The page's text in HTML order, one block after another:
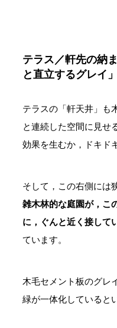
テラス／軒先の納
と直立するグレイ」
テラスの「軒天井」も
と連続した空間に見せ
効果を生むか，ドキド
そして，この右側には
雑木林的な庭園が，こ
に，ぐんと近く接して
ています。
木毛セメント板のグレ
緑が一体化していると